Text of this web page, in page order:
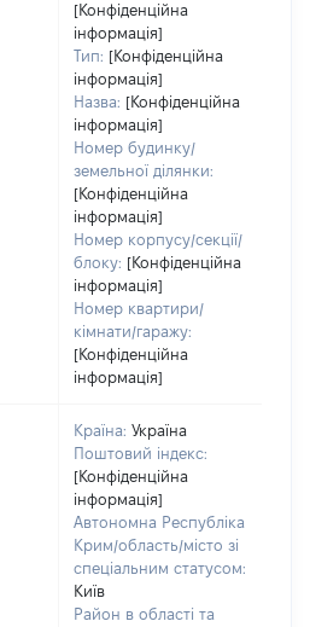
[Конфіденційна
інформація]
Тип: [Конфіденційна
інформація]
Назва: [Конфіденційна
інформація]
Номер будинку/
земельної ділянки:
[Конфіденційна
інформація]
Номер корпусу/секції/
блоку: [Конфіденційна
інформація]
Номер квартири/
кімнати/гаражу:
[Конфіденційна
інформація]
Країна: Україна
Поштовий індекс:
[Конфіденційна
інформація]
Автономна Республіка
Крим/область/місто зі
спеціальним статусом:
Київ
Район в області та